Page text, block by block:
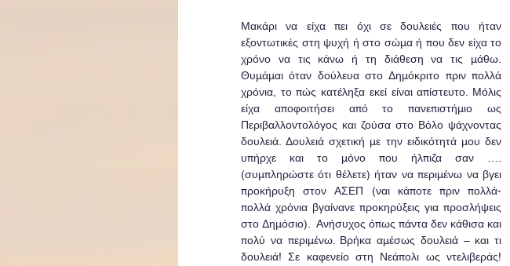
Μακάρι να είχα πει όχι σε δουλειές που ήταν
εξοντωτικές στη ψυχή ή στο σώμα ή που δεν είχα το
χρόνο να τις κάνω ή τη διάθεση να τις μάθω.
Θυμάμαι όταν δούλευα στο Δημόκριτο πριν πολλά
χρόνια, το πώς κατέληξα εκεί είναι απίστευτο. Μόλις
είχα αποφοιτήσει από το πανεπιστήμιο ως
Περιβαλλοντολόγος και ζούσα στο Βόλο ψάχνοντας
δουλειά. Δουλειά σχετική με την ειδικότητά μου δεν
υπήρχε και το μόνο που ήλπιζα σαν ….
(συμπληρώστε ότι θέλετε) ήταν να περιμένω να βγει
προκήρυξη στον ΑΣΕΠ (ναι κάποτε πριν πολλά-
πολλά χρόνια βγαίνανε προκηρύξεις για προσλήψεις
στο Δημόσιο).  Ανήσυχος όπως πάντα δεν κάθισα και
πολύ να περιμένω. Βρήκα αμέσως δουλειά – και τι
δουλειά! Σε καφενείο στη Νεάπολι ως ντελιβεράς!